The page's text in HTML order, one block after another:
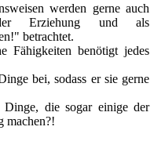
werden gerne auch
Erziehung und als
betrachtet.
Fähigkeiten benötigt jedes
bei, sodass er sie gerne
die sogar einige der
machen?!